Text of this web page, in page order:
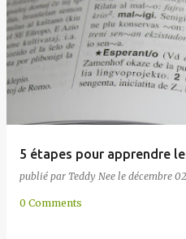
e
s
5 étapes pour apprendre
publié par Teddy Nee le décembre
0 Comments